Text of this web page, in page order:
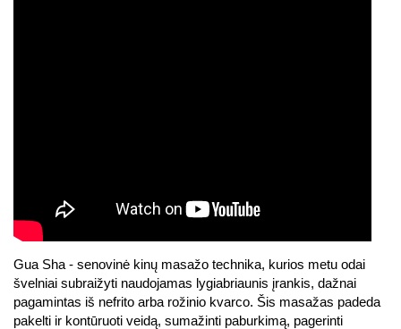
Gua Sha - senovinė kinų masažo technika, kurios metu odai
švelniai subraižyti naudojamas lygiabriaunis įrankis, dažnai
pagamintas iš nefrito arba rožinio kvarco. Šis masažas padeda
pakelti ir kontūruoti veidą, sumažinti paburkimą, pagerinti